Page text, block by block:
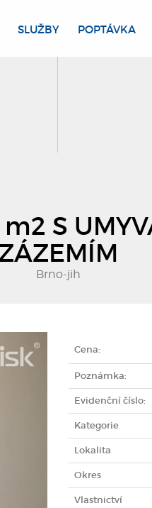
SLUŽBY POPTÁVKA
S
Brno-jih
Cena:
Poznámka:
Evidenční číslo:
Kategorie
Lokalita
Okres
Vlastnictví